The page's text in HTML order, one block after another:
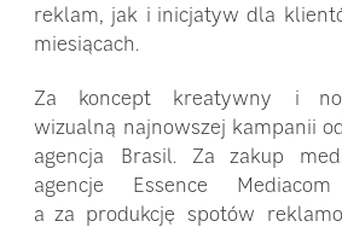
reklam, jak i inicjatyw dla
miesiącach.
Za koncept kreatywny i
wizualną najnowszej kampanii
agencja Brasil. Za zakup
agencje Essence
a za produkcję spotów